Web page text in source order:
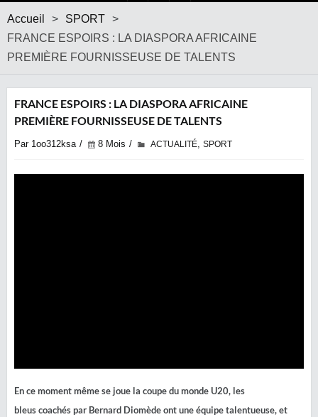
Accueil > SPORT >
FRANCE ESPOIRS : LA DIASPORA AFRICAINE
PREMIÈRE FOURNISSEUSE DE TALENTS
FRANCE ESPOIRS : LA DIASPORA AFRICAINE
PREMIÈRE FOURNISSEUSE DE TALENTS
Par 1oo312ksa 8 Mois ACTUALITÉ, SPORT
En ce moment même se joue la coupe du mondeU20, les
bleuscoachéspar Bernard Diomèdeont une équipe talentueuse, et